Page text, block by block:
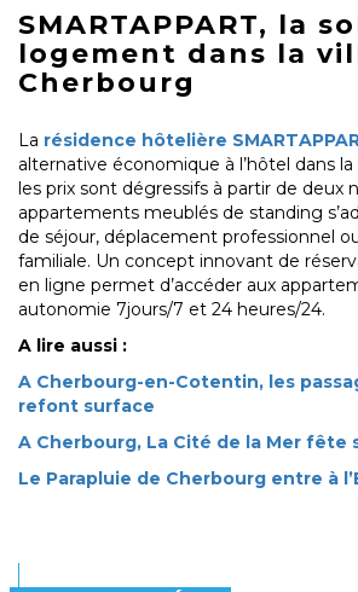
SMARTAPPART, la
logement dans la
Cherbourg
La résidence hôtelière
alternative économique à l’hôtel dans
les prix sont dégressifs à partir de deux
appartements meublés de standing
de séjour, déplacement professionnel
familiale. Un concept innovant de
en ligne permet d’accéder aux
autonomie 7jours/7 et 24 heures/24.
A lire aussi :
A Cherbourg-en-Cotentin, les
refont surface
A Cherbourg, La Cité de la Mer fête
Le Parapluie de Cherbourg entre à